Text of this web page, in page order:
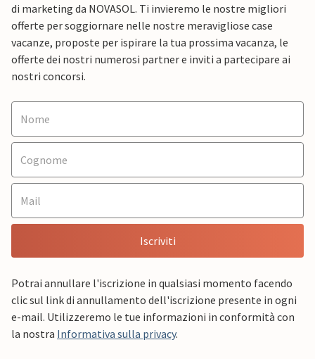
di marketing da NOVASOL. Ti invieremo le nostre migliori
offerte per soggiornare nelle nostre meravigliose case
vacanze, proposte per ispirare la tua prossima vacanza, le
offerte dei nostri numerosi partner e inviti a partecipare ai
nostri concorsi.
Iscriviti
Potrai annullare l'iscrizione in qualsiasi momento facendo
clic sul link di annullamento dell'iscrizione presente in ogni
e-mail. Utilizzeremo le tue informazioni in conformità con
la nostra Informativa sulla privacy.